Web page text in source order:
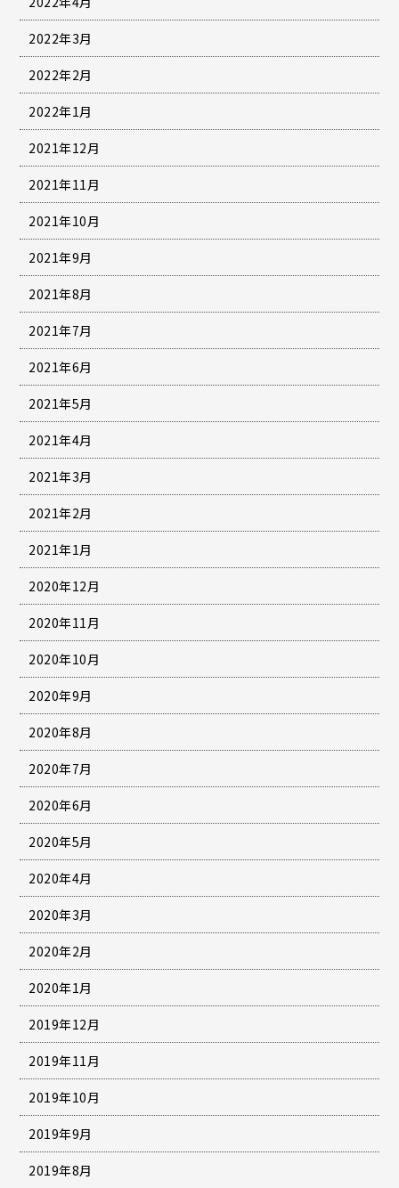
2022年3月
2022年2月
2022年1月
2021年12月
2021年11月
2021年10月
2021年9月
2021年8月
2021年7月
2021年6月
2021年5月
2021年4月
2021年3月
2021年2月
2021年1月
2020年12月
2020年11月
2020年10月
2020年9月
2020年8月
2020年7月
2020年6月
2020年5月
2020年4月
2020年3月
2020年2月
2020年1月
2019年12月
2019年11月
2019年10月
2019年9月
2019年8月